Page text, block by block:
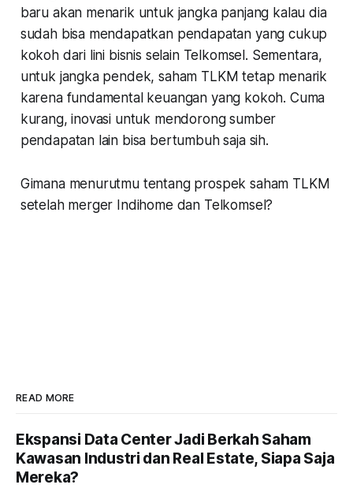
baru akan menarik untuk jangka panjang kalau dia
sudah bisa mendapatkan pendapatan yang cukup
kokoh dari lini bisnis selain Telkomsel. Sementara,
untuk jangka pendek, saham TLKM tetap menarik
karena fundamental keuangan yang kokoh. Cuma
kurang, inovasi untuk mendorong sumber
pendapatan lain bisa bertumbuh saja sih.
Gimana menurutmu tentang prospek saham TLKM
setelah merger Indihome dan Telkomsel?
READ MORE
Ekspansi Data Center Jadi Berkah Saham
Kawasan Industri dan Real Estate, Siapa Saja
Mereka?